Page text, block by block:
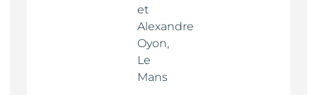
et
Alexandre
Oyon,
Le
Mans